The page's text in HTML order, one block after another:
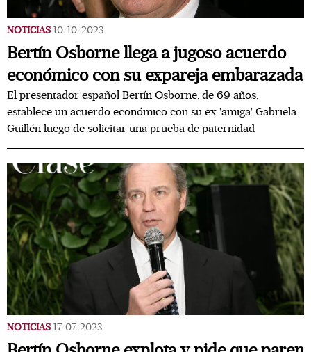
NOTICIAS 10/10/2023
Bertín Osborne llega a jugoso acuerdo
económico con su expareja embarazada
El presentador español Bertín Osborne, de 69 años,
establece un acuerdo económico con su ex 'amiga' Gabriela
Guillén luego de solicitar una prueba de paternidad
NOTICIAS 17/07/2023